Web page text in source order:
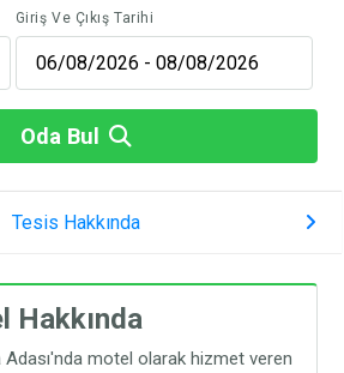
Giriş Ve Çıkış Tarihi
Oda Bul
Tesis Hakkında
Hakkında
Adası'nda motel olarak hizmet veren